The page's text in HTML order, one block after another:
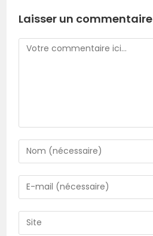
Laisser un commentaire